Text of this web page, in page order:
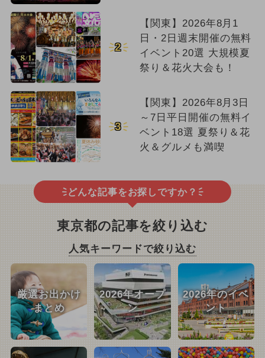
2
【関東】2026年8月1
日・2日週末開催の無料
イベント20選 大規模夏
祭り＆花火大会も！
3
【関東】2026年8月3日
～7日平日開催の無料イ
ベント18選 夏祭り＆花
火＆グルメも満喫
どんな記事をお探しですか？
東京都の記事を絞り込む
人気キーワードで絞り込む
厳選お出かけ
まとめ
2026年オープ
ン
2026年のイベ
ント